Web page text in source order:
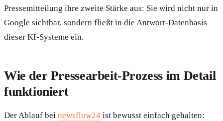
Pressemitteilung ihre zweite Stärke aus: Sie wird nicht nur in
Google sichtbar, sondern fließt in die Antwort-Datenbasis
dieser KI-Systeme ein.
Wie der Pressearbeit-Prozess im Detail
funktioniert
Der Ablauf bei newsflow24 ist bewusst einfach gehalten: